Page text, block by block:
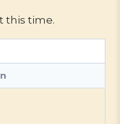
this time.